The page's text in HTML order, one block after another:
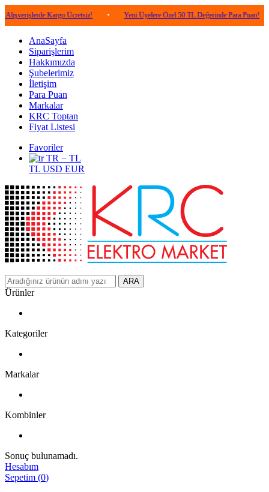
Kargo Ücretsiz! • Yeni Üyelere Özel 50 TL Değerinde Para Puan! •
AnaSayfa
Siparişlerim
Hakkımızda
Şubelerimiz
İletişim
Para Puan
Markalar
KRC Toptan
Fiyat Listesi
Favoriler
TR − TL
TL USD EUR
ARA
Ürünler
Kategoriler
Markalar
Kombinler
Sonuç bulunamadı.
Hesabım
Sepetim (0)